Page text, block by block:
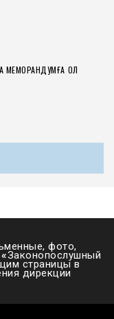
МЕМОРАНДУМҒА ҚОЛ
фото,
«Законопослушный
страницы в
дирекции